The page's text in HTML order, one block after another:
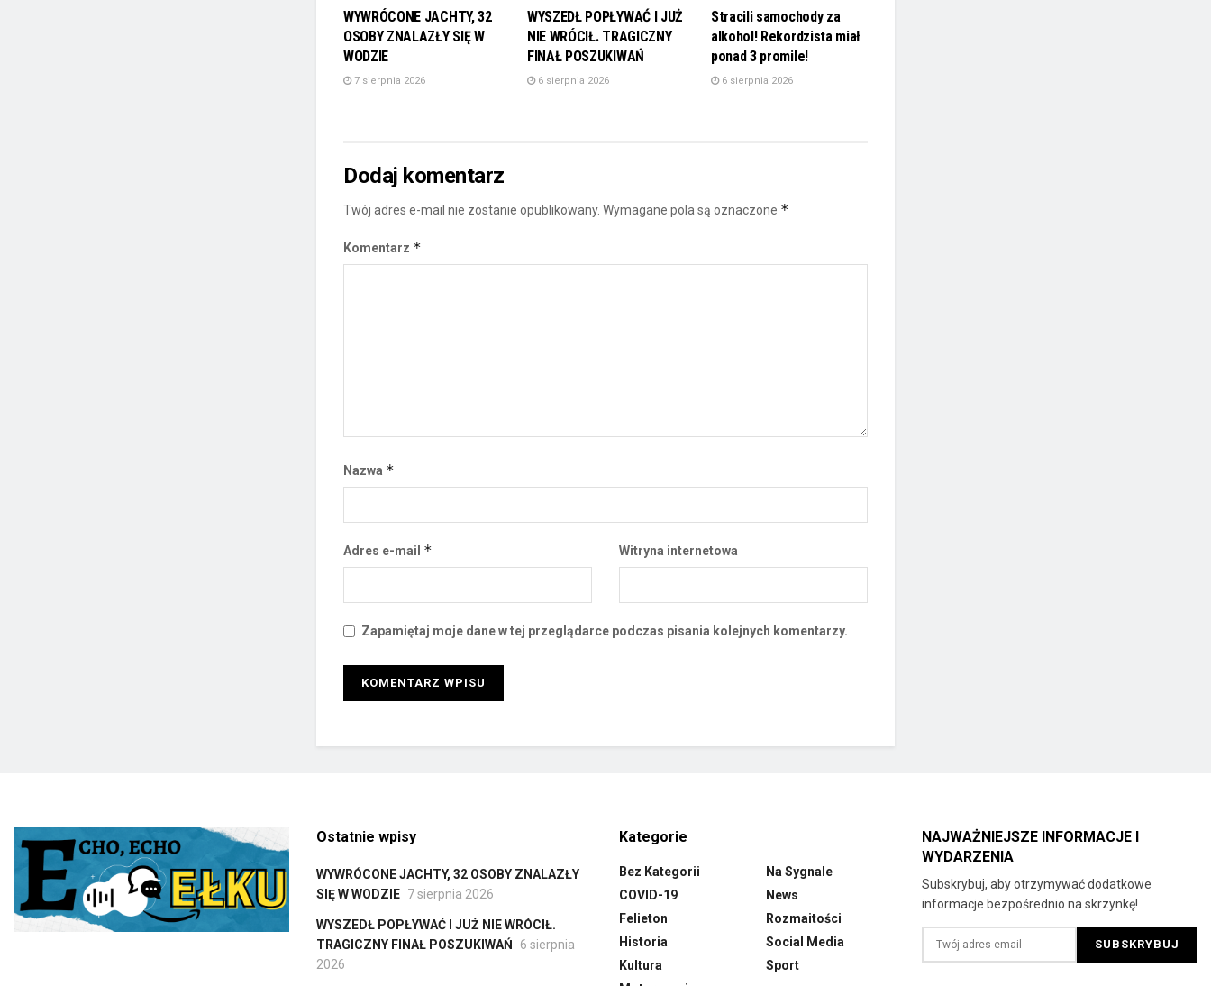
WYWRÓCONE JACHTY, 32
OSOBY ZNALAZŁY SIĘ W
WODZIE
7 sierpnia 2026
WYSZEDŁ POPŁYWAĆ I JUŻ
NIE WRÓCIŁ. TRAGICZNY
FINAŁ POSZUKIWAŃ
6 sierpnia 2026
Stracili samochody za
alkohol! Rekordzista miał
ponad 3 promile!
6 sierpnia 2026
Dodaj komentarz
Twój adres e-mail nie zostanie opublikowany. Wymagane pola są oznaczone *
Komentarz *
Nazwa *
Adres e-mail * Witryna internetowa
Zapamiętaj moje dane w tej przeglądarce podczas pisania kolejnych komentarzy.
Ostatnie wpisy
WYWRÓCONE JACHTY, 32 OSOBY ZNALAZŁY
SIĘ W WODZIE 7 sierpnia 2026
WYSZEDŁ POPŁYWAĆ I JUŻ NIE WRÓCIŁ.
TRAGICZNY FINAŁ POSZUKIWAŃ
6 sierpnia
2026
Kategorie
Bez Kategorii
COVID-19
Felieton
Historia
Kultura
Na Sygnale
News
Rozmaitości
Social Media
Sport
NAJWAŻNIEJSZE INFORMACJE I
WYDARZENIA
Subskrybuj, aby otrzymywać dodatkowe
informacje bezpośrednio na skrzynkę!